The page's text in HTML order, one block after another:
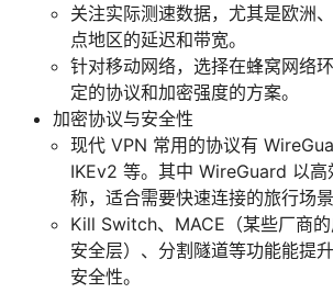
关注实际测速数据，尤其是欧洲
点地区的延迟和带宽。
针对移动网络，选择在蜂窝网络
定的协议和加密强度的方案。
加密协议与安全性
现代 VPN 常用的协议有
IKEv2 等。其中 WireGuard 以高
称，适合需要快速连接的旅行场景
Kill Switch、MACE（某些厂商
安全层）、分割隧道等功能能提
安全性。